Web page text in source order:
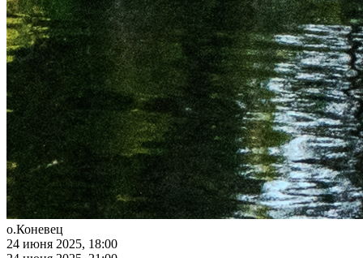
о.Коневец
24 июня 2025, 18:00